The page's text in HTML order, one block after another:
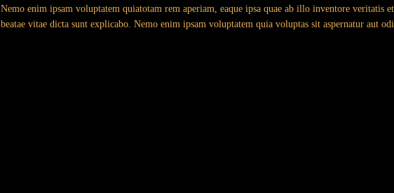
Nemo enim ipsam voluptatem quiatotam rem aperiam, eaque ipsa quae ab illo inventore veritatis
beatae vitae dicta sunt explicabo. Nemo enim ipsam voluptatem quia voluptas sit aspernatur aut